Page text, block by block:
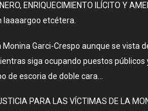
ENRIQUECIMIENTO ILÍCITO Y
laaaargoo etcétera.
Monina Garci-Crespo aunque se vista
siga ocupando puestos
de escoria de doble cara…
PARA LAS VÍCTIMAS DE LA